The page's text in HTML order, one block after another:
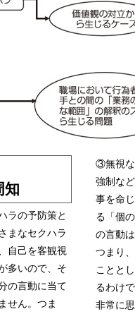
知
ラの予防策と
まなセクハラ
自己を客観視
多いので、そ
の言動に当て
せん。つま
③無視な
強制な
事を命
る「個
の言動
つまり
ことと
るわけ
非常に